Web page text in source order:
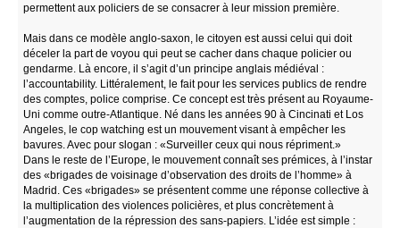
permettent aux policiers de se consacrer à leur mission première.
Mais dans ce modèle anglo-saxon, le citoyen est aussi celui qui doit
déceler la part de voyou qui peut se cacher dans chaque policier ou
gendarme. Là encore, il s’agit d’un principe anglais médiéval :
l’accountability. Littéralement, le fait pour les services publics de rendre
des comptes, police comprise. Ce concept est très présent au Royaume-
Uni comme outre-Atlantique. Né dans les années 90 à Cincinati et Los
Angeles, le cop watching est un mouvement visant à empêcher les
bavures. Avec pour slogan : «Surveiller ceux qui nous répriment.»
Dans le reste de l’Europe, le mouvement connaît ses prémices, à l’instar
des «brigades de voisinage d’observation des droits de l’homme» à
Madrid. Ces «brigades» se présentent comme une réponse collective à
la multiplication des violences policières, et plus concrètement à
l’augmentation de la répression des sans-papiers. L’idée est simple :